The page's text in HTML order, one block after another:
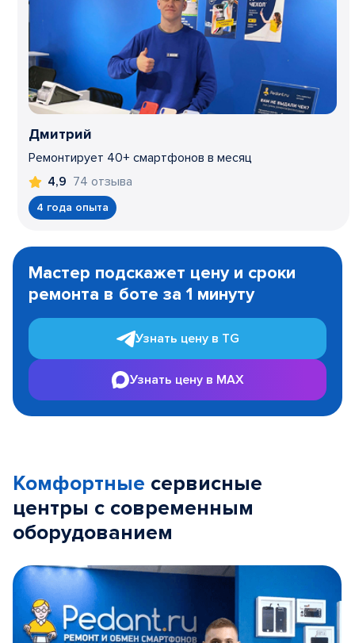
Дмитрий
Ремонтирует 40+ смартфонов в месяц
4,9 74 отзыва
4 года опыта
1
Мастер подскажет цену и сроки
ремонта в боте за 1 минуту
Узнать цену в TG
Узнать цену в MAX
Комфортные сервисные
центры с современным
оборудованием